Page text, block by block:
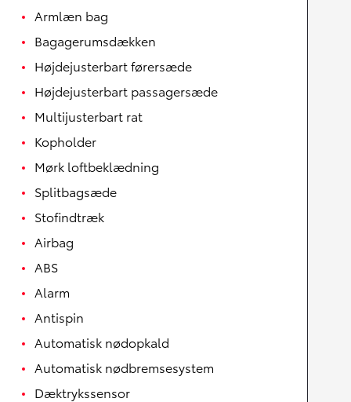
Armlæn bag
Bagagerumsdækken
Højdejusterbart førersæde
Højdejusterbart passagersæde
Multijusterbart rat
Kopholder
Mørk loftbeklædning
Splitbagsæde
Stofindtræk
Airbag
ABS
Alarm
Antispin
Automatisk nødopkald
Automatisk nødbremsesystem
Dæktrykssensor